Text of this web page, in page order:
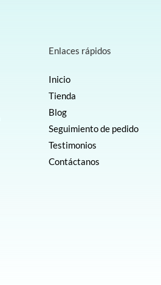
Enlaces rápidos
Inicio
Tienda
Blog
Seguimiento de pedido
Testimonios
Contáctanos